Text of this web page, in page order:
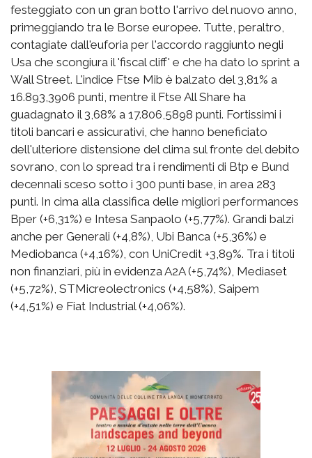
festeggiato con un gran botto l'arrivo del nuovo anno,
primeggiando tra le Borse europee. Tutte, peraltro,
contagiate dall'euforia per l'accordo raggiunto negli
Usa che scongiura il 'fiscal cliff' e che ha dato lo sprint a
Wall Street. L'indice Ftse Mib è balzato del 3,81% a
16.893,3906 punti, mentre il Ftse All Share ha
guadagnato il 3,68% a 17.806,5898 punti. Fortissimi i
titoli bancari e assicurativi, che hanno beneficiato
dell'ulteriore distensione del clima sul fronte del debito
sovrano, con lo spread tra i rendimenti di Btp e Bund
decennali sceso sotto i 300 punti base, in area 283
punti. In cima alla classifica delle migliori performances
Bper (+6,31%) e Intesa Sanpaolo (+5,77%). Grandi balzi
anche per Generali (+4,8%), Ubi Banca (+5,36%) e
Mediobanca (+4,16%), con UniCredit +3,89%. Tra i titoli
non finanziari, più in evidenza A2A (+5,74%), Mediaset
(+5,72%), STMicreolectronics (+4,58%), Saipem
(+4,51%) e Fiat Industrial (+4,06%).